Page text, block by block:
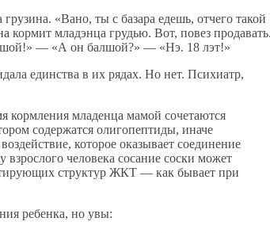
«Вано, ты с базара едешь, отчего такой
кормит младэнца грудью. Вот, повез
— «А он балшой?» — «Нэ. 18 лэт!»
единства в их рядах. Но нет. Психиатр,
младенца мамой сочетаются
содержатся олигопептиды, иначе
которое оказывает соединение
человека сосание соски может
структур ЖКТ — как бывает при
ребенка, но увы: